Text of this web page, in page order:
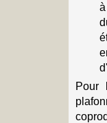
Pour